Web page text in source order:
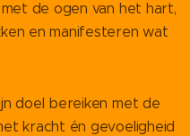
met de ogen van het hart,
en manifesteren wat
doel bereiken met de
kracht én gevoeligheid